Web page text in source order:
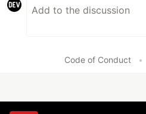
Code of Conduct •